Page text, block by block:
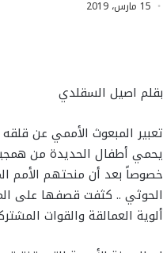
15 مارس، 2019
بقلم اصيل السقلدي
تعبير المبعوث الأممي عن
يحمي أطفال الحديدة من
خصوصاً بعد أن منحتهم الأمم
الحوثي .. كثفت قصفها على
ألوية العمالقة والقوات